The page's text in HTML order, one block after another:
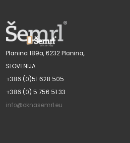
Planina 189a, 6232 Planina,
SLOVENIJA
+386 (0)51 628 505
+386 (0) 5 756 51 33
info@oknasemrl.eu